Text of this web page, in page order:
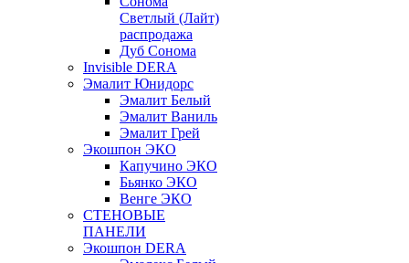
Светлый (Лайт)
распродажа
Дуб Сонома
Invisible DERA
Эмалит Юнидорс
Эмалит Белый
Эмалит Ваниль
Эмалит Грей
Экошпон ЭКО
Капучино ЭКО
Бьянко ЭКО
Венге ЭКО
СТЕНОВЫЕ
ПАНЕЛИ
Экошпон DERA